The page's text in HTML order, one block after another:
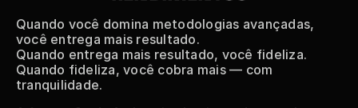
Quando você domina metodologias avançadas,
você entrega mais resultado.
Quando entrega mais resultado, você fideliza.
Quando fideliza, você cobra mais — com
tranquilidade.